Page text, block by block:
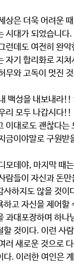
시대가 되었습니다.
자기 합리화로 지
무와 고독이 멋진
백성을 내보내라!!
이대로도 괜찮다는
금이야말로 구원받
모데야, 마지막 때
사하지도 않을 것이
하고 자신을 제어할
과대포장하며 하나
할 것이다. 이런 사
다. 이러한 여인은